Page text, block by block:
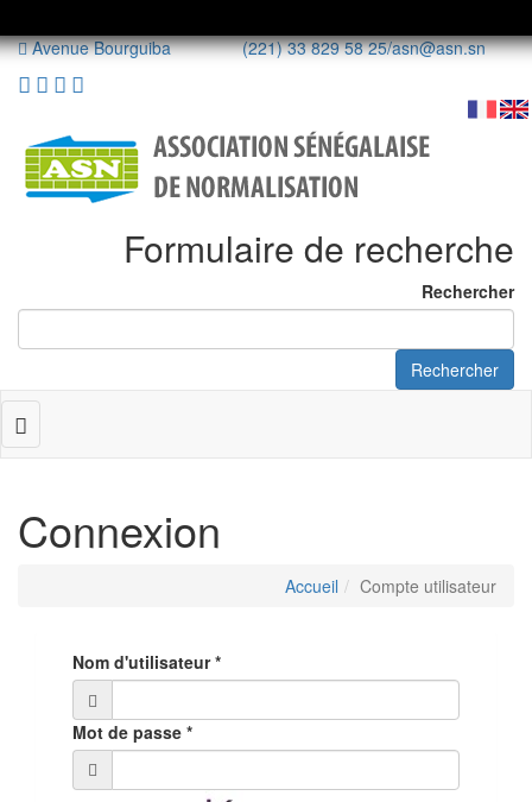
Avenue Bourguiba (221) 33 829 58 25/asn@asn.sn
Formulaire de recherche
Rechercher
Rechercher
Toggle
navigation
Connexion
Accueil Compte utilisateur
Nom d'utilisateur*
Mot de passe *